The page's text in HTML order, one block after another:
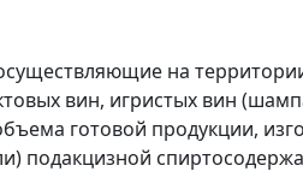
на
вин, игристых вин
готовой продукции,
подакцизной